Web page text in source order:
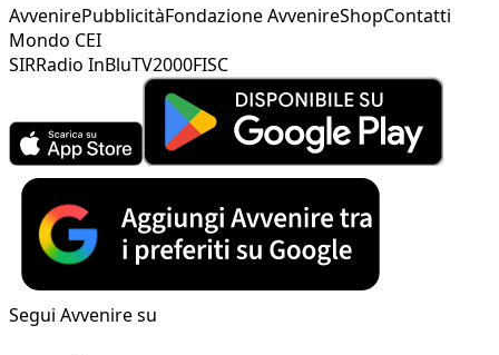
AvvenirePubblicitàFondazione AvvenireShopContatti
Mondo CEI
SIRRadio InBluTV2000FISC
Segui Avvenire su